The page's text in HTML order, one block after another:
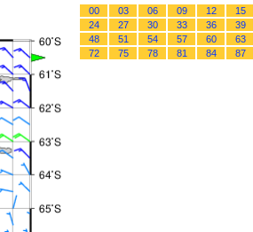
00 03 06 09 12 15
24
27 30 33 36 39
48
51 54 57 60 63
72
75 78 81 84 87